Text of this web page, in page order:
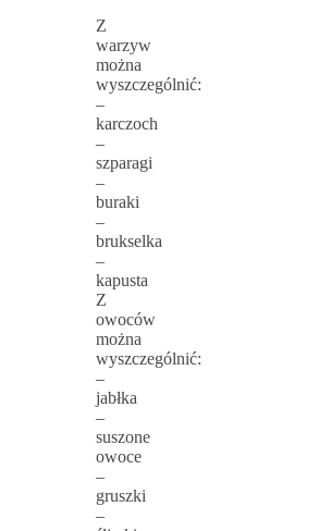
Z
warzyw
można
wyszczególnić:
–
karczoch
–
szparagi
–
buraki
–
brukselka
–
kapusta
Z
owoców
można
wyszczególnić:
–
jabłka
–
suszone
owoce
–
gruszki
–